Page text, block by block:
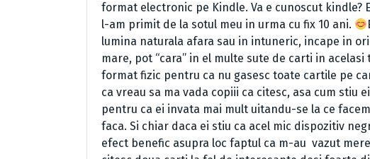
format electronic pe Kindle. Va e cunoscut
l-am primit de la sotul meu in urma cu fix 10 ani.
lumina naturala afara sau in intuneric, incape in
mare, pot “cara” in el multe sute de carti in
format fizic pentru ca nu gasesc toate cartile pe
ca vreau sa ma vada copiii ca citesc, asa cum stiu
pentru ca ei invata mai mult uitandu-se la ce
faca. Si chiar daca ei stiu ca acel mic dispozitiv
efect benefic asupra loc faptul ca m-au vazut